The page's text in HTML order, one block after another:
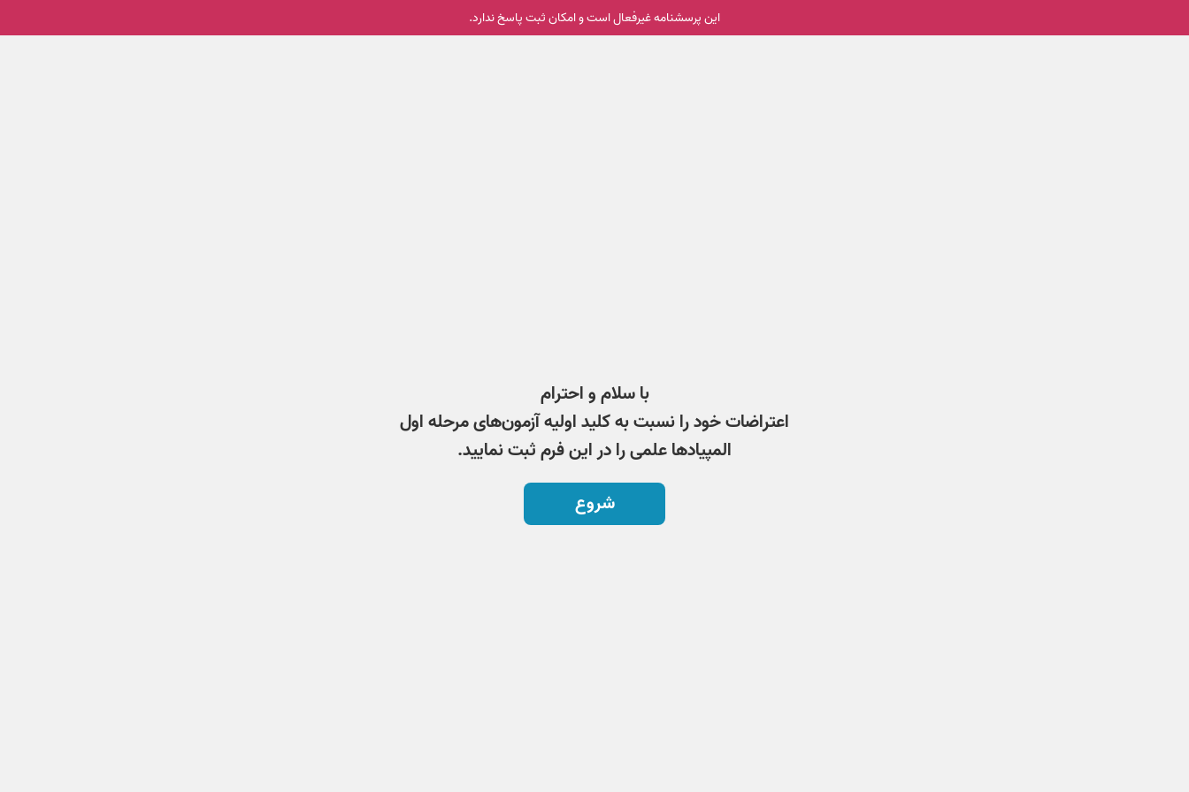
این پرسشنامه غیر‌فعال است و امکان ثبت پاسخ ندارد.
با سلام و احترام
اعتراضات خود را نسبت به کلید اولیه آزمون‌های مرحله اول
المپیادها علمی را در این فرم ثبت نمایید.
شروع